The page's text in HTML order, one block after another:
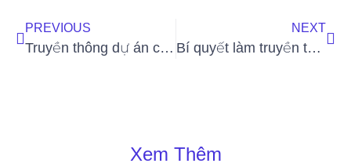
PREVIOUS
Truyền thông dự án cần những nguyên tắc nào?
NEXT
Bí quyết làm truyền thông của thương hiệu thời trang lớn
Xem Thêm